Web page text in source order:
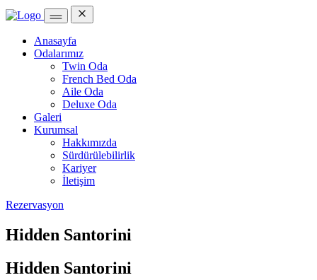
Anasayfa
Odalarımız
Twin Oda
French Bed Oda
Aile Oda
Deluxe Oda
Galeri
Kurumsal
Hakkımızda
Sürdürülebilirlik
Kariyer
İletişim
Rezervasyon
Hidden Santorini
Hidden Santorini